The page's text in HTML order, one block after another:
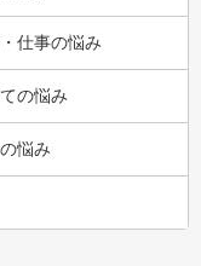
仕事の悩み
の悩み
悩み